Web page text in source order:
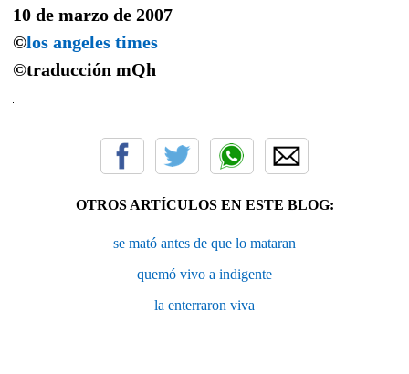
10 de marzo de 2007
©los angeles times
©traducción mQh
OTROS ARTÍCULOS EN ESTE BLOG:
se mató antes de que lo mataran
quemó vivo a indigente
la enterraron viva